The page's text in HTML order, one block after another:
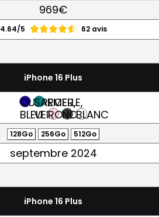
969€
4.64/5 62 avis
iPhone 16 Plus
OUTREMER,
BLEU
SARCELLE,
VERTROSENOIRBLANC
128Go 256Go 512Go
septembre 2024
iPhone 16 Plus